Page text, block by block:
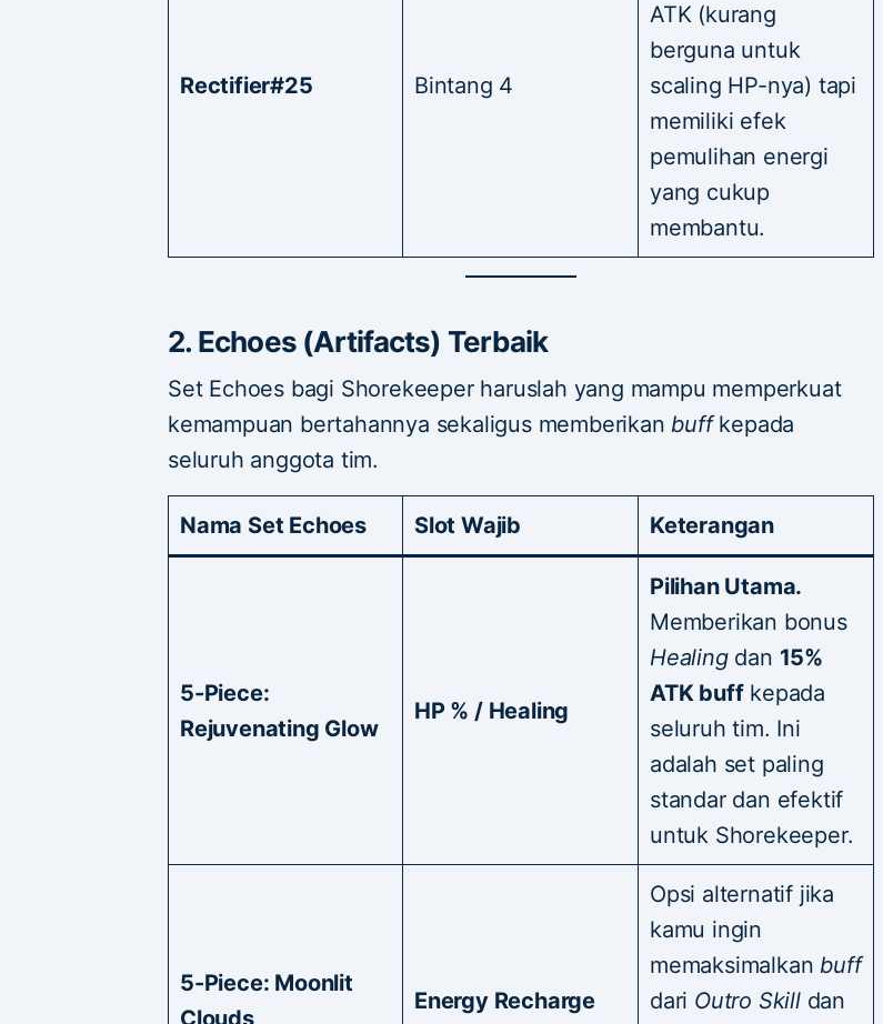
Rectifier#25 Bintang 4
ATK (kurang
berguna untuk
scaling HP-nya) tapi
memiliki efek
pemulihan energi
yang cukup
membantu.
2. Echoes (Artifacts) Terbaik
Set Echoes bagi Shorekeeper haruslah yang mampu memperkuat
kemampuan bertahannya sekaligus memberikan buffkepada
seluruh anggota tim.
Nama Set Echoes Slot Wajib Keterangan
5-Piece:
Rejuvenating Glow
HP % / Healing
Pilihan Utama.
Memberikan bonus
Healingdan 15%
ATK buffkepada
seluruh tim. Ini
adalah set paling
standar dan efektif
untuk Shorekeeper.
5-Piece: Moonlit
Energy Recharge
Opsi alternatif jika
kamu ingin
memaksimalkan buff
dari Outro Skilldan